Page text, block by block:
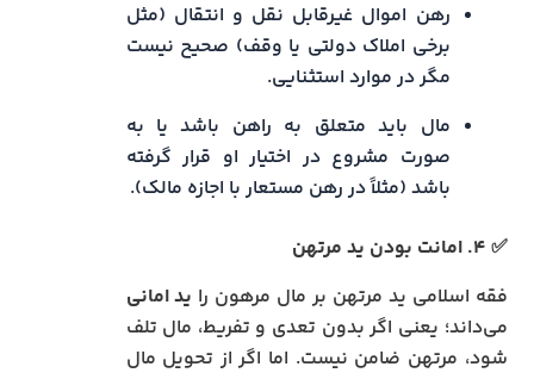
رهن اموال غیرقابل نقل و انتقال (مثل
برخی املاک دولتی یا وقف) صحیح نیست
مگر در موارد استثنایی.
مال باید متعلق به راهن باشد یا به
صورت مشروع در اختیار او قرار گرفته
باشد (مثلاً در رهن مستعار با اجازه مالک).
✅ ۴. امانت بودن ید مرتهن
فقه اسلامی ید مرتهن بر مال مرهون را ید امانی
می‌داند؛ یعنی اگر بدون تعدی و تفریط، مال تلف
شود، مرتهن ضامن نیست. اما اگر از تحویل مال